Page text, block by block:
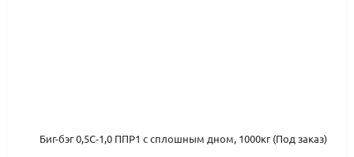
Биг-бэг 0,5С-1,0 ППР1 с сплошным дном, 1000кг (Под заказ)